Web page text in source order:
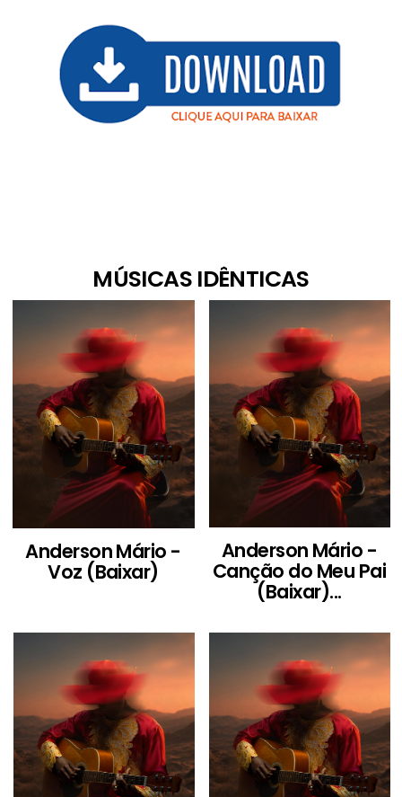
MÚSICAS IDÊNTICAS
Anderson Mário -
Voz (Baixar)
Anderson Mário -
Canção do Meu Pai
(Baixar)...